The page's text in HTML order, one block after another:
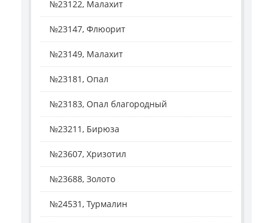
№23122, Малахит
№23147, Флюорит
№23149, Малахит
№23181, Опал
№23183, Опал благородный
№23211, Бирюза
№23607, Хризотил
№23688, Золото
№24531, Турмалин